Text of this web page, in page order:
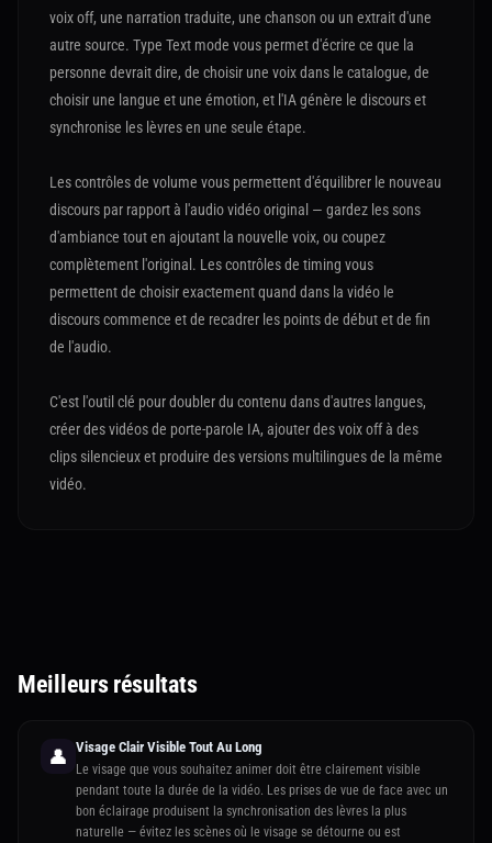
voix off, une narration traduite, une chanson ou un extrait d'une
autre source. Type Text mode vous permet d'écrire ce que la
personne devrait dire, de choisir une voix dans le catalogue, de
choisir une langue et une émotion, et l'IA génère le discours et
synchronise les lèvres en une seule étape.
Les contrôles de volume vous permettent d'équilibrer le nouveau
discours par rapport à l'audio vidéo original — gardez les sons
d'ambiance tout en ajoutant la nouvelle voix, ou coupez
complètement l'original. Les contrôles de timing vous
permettent de choisir exactement quand dans la vidéo le
discours commence et de recadrer les points de début et de fin
de l'audio.
C'est l'outil clé pour doubler du contenu dans d'autres langues,
créer des vidéos de porte-parole IA, ajouter des voix off à des
clips silencieux et produire des versions multilingues de la même
vidéo.
Meilleurs résultats
👤 Visage Clair Visible Tout Au Long
Le visage que vous souhaitez animer doit être clairement visible
pendant toute la durée de la vidéo. Les prises de vue de face avec un
bon éclairage produisent la synchronisation des lèvres la plus
naturelle — évitez les scènes où le visage se détourne ou est